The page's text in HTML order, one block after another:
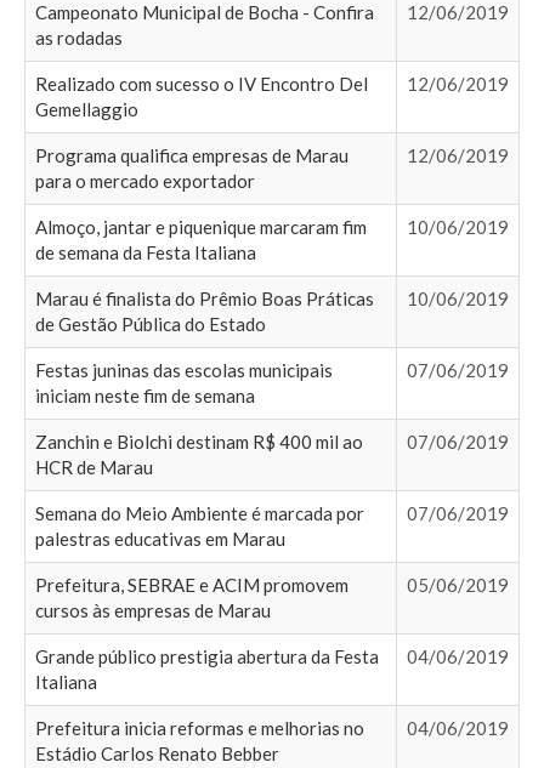
Campeonato Municipal de Bocha - Confira
as rodadas
12/06/2019
Realizado com sucesso o IV Encontro Del
Gemellaggio
12/06/2019
Programa qualifica empresas de Marau
para o mercado exportador
12/06/2019
Almoço, jantar e piquenique marcaram fim
de semana da Festa Italiana
10/06/2019
Marau é finalista do Prêmio Boas Práticas
de Gestão Pública do Estado
10/06/2019
Festas juninas das escolas municipais
iniciam neste fim de semana
07/06/2019
Zanchin e Biolchi destinam R$ 400 mil ao
HCR de Marau
07/06/2019
Semana do Meio Ambiente é marcada por
palestras educativas em Marau
07/06/2019
Prefeitura, SEBRAE e ACIM promovem
cursos às empresas de Marau
05/06/2019
Grande público prestigia abertura da Festa
Italiana
04/06/2019
Prefeitura inicia reformas e melhorias no
Estádio Carlos Renato Bebber
04/06/2019